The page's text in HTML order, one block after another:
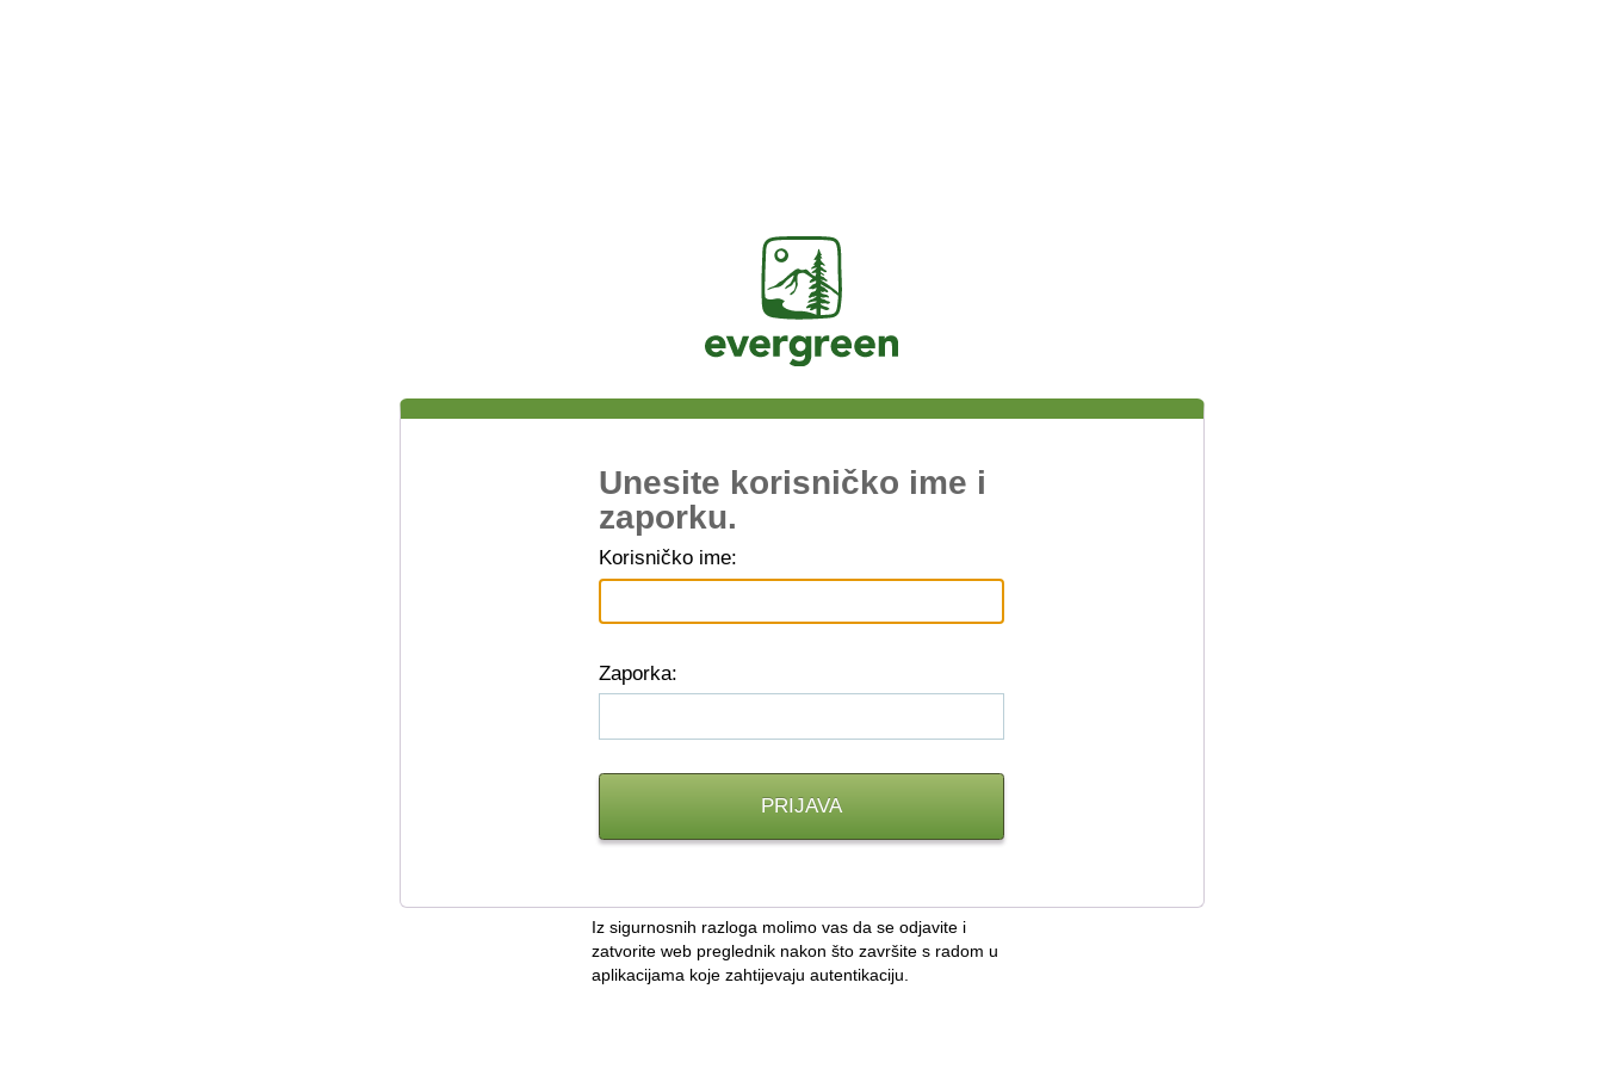
Jasig
Unesite korisničko ime i
zaporku.
Korisničko ime:
Zaporka:
Iz sigurnosnih razloga molimo vas da se odjavite i
zatvorite web preglednik nakon što završite s radom u
aplikacijama koje zahtijevaju autentikaciju.